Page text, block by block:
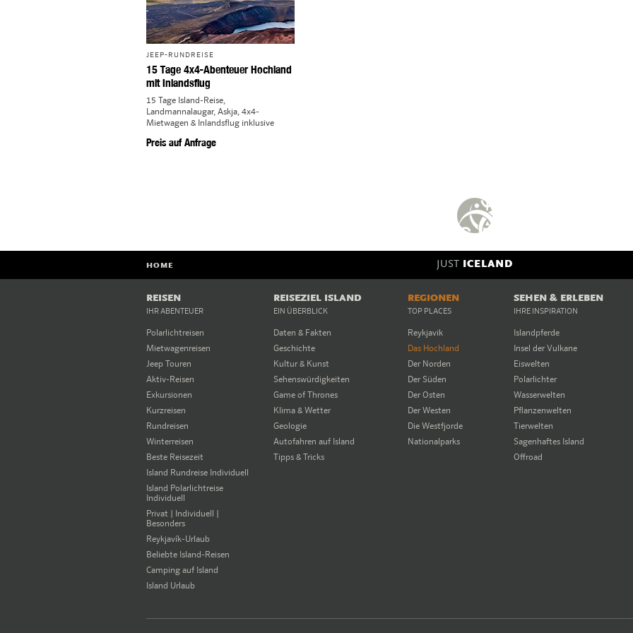
JEEP-RUNDREISE
15 Tage 4x4-Abenteuer Hochland
mit Inlandsflug
15 Tage Island-Reise,
Landmannalaugar, Askja, 4x4-
Mietwagen & Inlandsflug inklusive
Preis auf Anfrage
JUST ICELAND
HOME
REISEN
IHR ABENTEUER
Polarlichtreisen
Mietwagenreisen
Jeep Touren
Aktiv-Reisen
Exkursionen
Kurzreisen
Rundreisen
Winterreisen
Beste Reisezeit
Island Rundreise Individuell
Island Polarlichtreise
Individuell
Privat | Individuell |
Besonders
Reykjavík-Urlaub
Beliebte Island-Reisen
Camping auf Island
Island Urlaub
REISEZIEL ISLAND
EIN ÜBERBLICK
Daten & Fakten
Geschichte
Kultur & Kunst
Sehenswürdigkeiten
Game of Thrones
Klima & Wetter
Geologie
Autofahren auf Island
Tipps & Tricks
REGIONEN
TOP PLACES
Reykjavik
Das Hochland
Der Norden
Der Süden
Der Osten
Der Westen
Die Westfjorde
Nationalparks
SEHEN & ERLEBEN
IHRE INSPIRATION
Islandpferde
Insel der Vulkane
Eiswelten
Polarlichter
Wasserwelten
Pflanzenwelten
Tierwelten
Sagenhaftes Island
Offroad